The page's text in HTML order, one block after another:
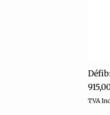
Prix
TVA